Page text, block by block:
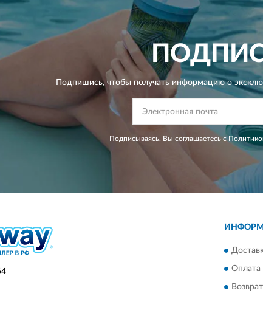
Подпишись, чтобы получать информацию о
Подписываясь, Вы соглашаетесь с
Оплата